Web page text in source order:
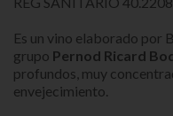
Es un vino elaborado por
grupo Pernod Ricard
profundos, muy
envejecimiento.